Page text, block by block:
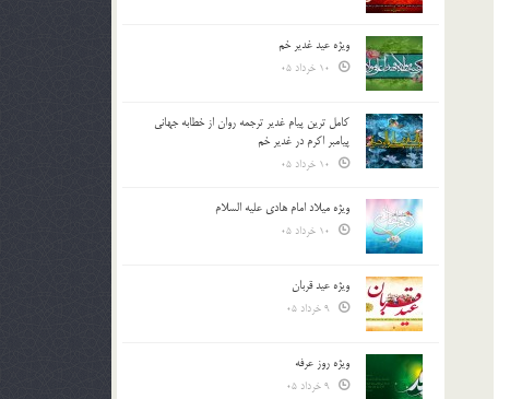
ویژه عید غدیر خم
کامل ترین پیام غدیر ترجمه روان از خطابه جهانی
پیامبر اکرم در غدیر خم
ویژه میلاد امام هادی علیه السلام
ویژه عید قربان
ویژه روز عرفه